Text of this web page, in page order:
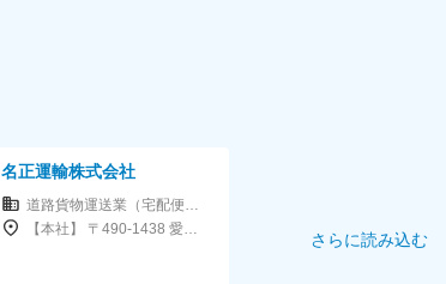
名正運輸株式会社
道路貨物運送業（宅配便・トラック運送など）
【本社】 〒490-1438 愛知県海部郡飛島村大宝7-60
さらに読み込む